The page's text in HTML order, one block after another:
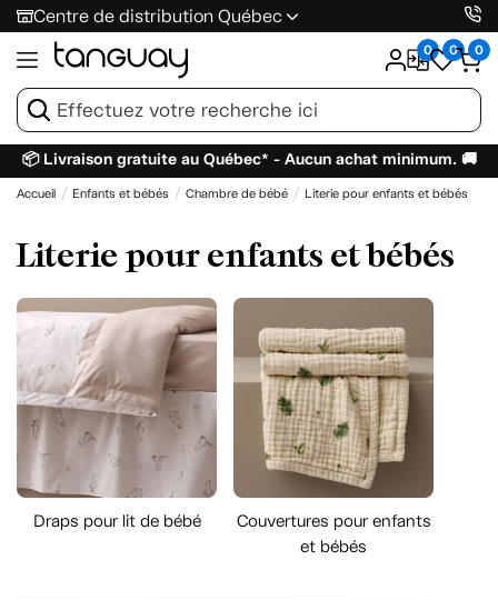
Centre de distribution Québec
0 0 0
📦 Livraison gratuite au Québec* - Aucun achat minimum. 🚚
Accueil Enfants et bébés Chambre de bébé Literie pour enfants et bébés
Literie pour enfants et bébés
Draps pour lit de bébé
Couvertures pour enfants
et bébés